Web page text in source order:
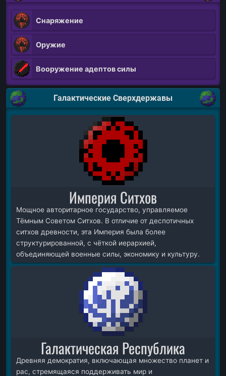
Снаряжение
Оружие
Вооружение адептов силы
Галактические Сверхдержавы
Империя Ситхов
Мощное авторитарное государство, управляемое
Тёмным Советом Ситхов. В отличие от деспотичных
ситхов древности, эта Империя была более
структурированной, с чёткой иерархией,
объединяющей военные силы, экономику и культуру.
Галактическая Республика
Древняя демократия, включающая множество планет и
рас, стремящаяся поддерживать мир и